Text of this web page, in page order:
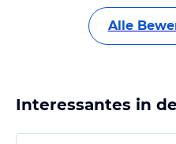
Alle
Interessantes in